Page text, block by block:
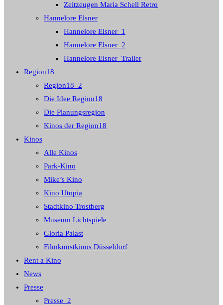
Zeitzeugen Maria Schell Retro
Hannelore Elsner
Hannelore Elsner_1
Hannelore Elsner_2
Hannelore Elsner_Trailer
Region18
Region18_2
Die Idee Region18
Die Planungsregion
Kinos der Region18
Kinos
Alle Kinos
Park-Kino
Mike’s Kino
Kino Utopia
Stadtkino Trostberg
Museum Lichtspiele
Gloria Palast
Filmkunstkinos Düsseldorf
Rent a Kino
News
Presse
Presse_2